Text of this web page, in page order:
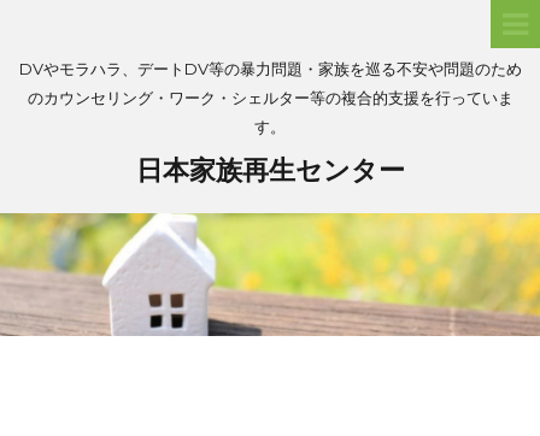
DVやモラハラ、デートDV等の暴力問題・家族を巡る不安や問題のため
のカウンセリング・ワーク・シェルター等の複合的支援を行っていま
す。
日本家族再生センター